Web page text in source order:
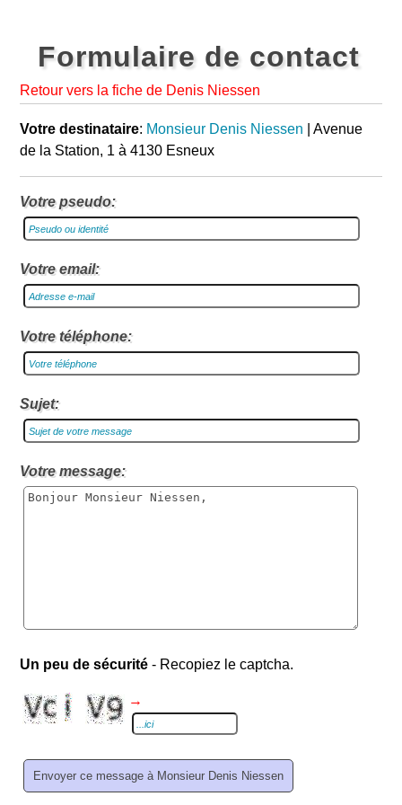
Formulaire de contact
Retour vers la fiche de Denis Niessen
Votre destinataire: Monsieur Denis Niessen | Avenue
de la Station, 1 à 4130 Esneux
Votre pseudo:
Votre email:
Votre téléphone:
Sujet:
Votre message:
Un peu de sécurité - Recopiez le captcha.
→